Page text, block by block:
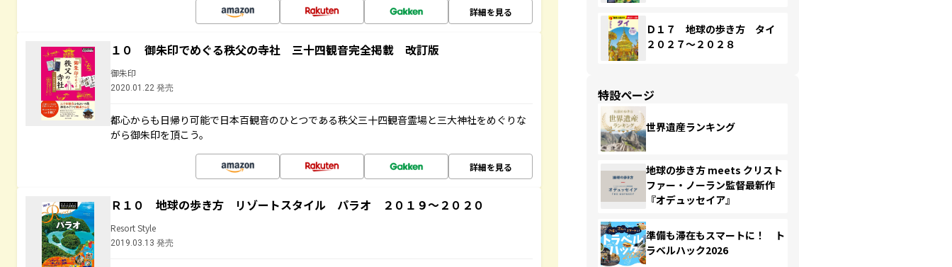
詳細を見る
１０ 御朱印でめぐる秩父の寺社 三十四観音完全掲載 改訂版
御朱印
2020.01.22 発売
都心からも日帰り可能で日本百観音のひとつである秩父三十四観音霊場と三大神社をめぐりな
がら御朱印を頂こう。
詳細を見る
Ｒ１０ 地球の歩き方 リゾートスタイル パラオ ２０１９～２０２０
Resort Style
2019.03.13 発売
Ｄ１７ 地球の歩き方 タイ
２０２７～２０２８
特設ページ
世界遺産ランキング
地球の歩き方 meets クリスト
ファー・ノーラン監督最新作
『オデュッセイア』
準備も滞在もスマートに！ ト
ラベルハック2026